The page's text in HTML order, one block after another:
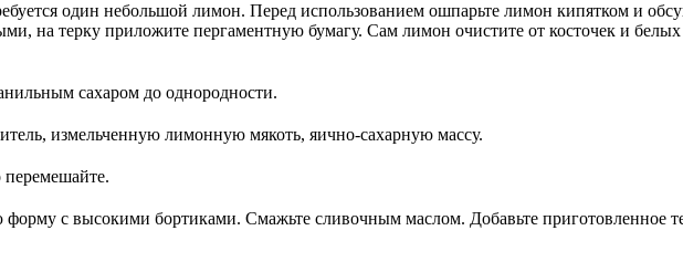
один небольшой лимон. Перед использованием ошпарьте лимон кипятком и
на терку приложите пергаментную бумагу. Сам лимон очистите от косточек и белых
сахаром до однородности.
измельченную лимонную мякоть, яично-сахарную массу.
с высокими бортиками. Смажьте сливочным маслом. Добавьте приготовленное